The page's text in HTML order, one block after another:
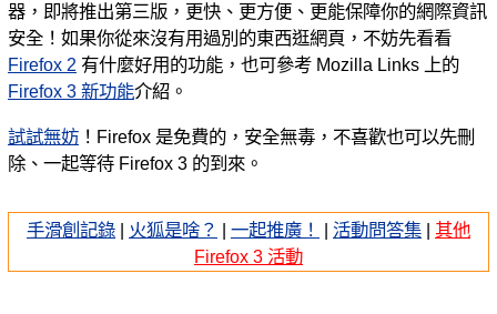
器，即將推出第三版，更快、更方便、更能保障你的網際資訊
安全！如果你從來沒有用過別的東西逛網頁，不妨先看看
Firefox 2 有什麼好用的功能，也可參考 Mozilla Links 上的
Firefox 3 新功能介紹。
試試無妨 ！Firefox 是免費的，安全無毒，不喜歡也可以先刪
除、一起等待 Firefox 3 的到來。
手滑創記錄 | 火狐是啥？ | 一起推廣！ | 活動問答集 | 其他
Firefox 3 活動